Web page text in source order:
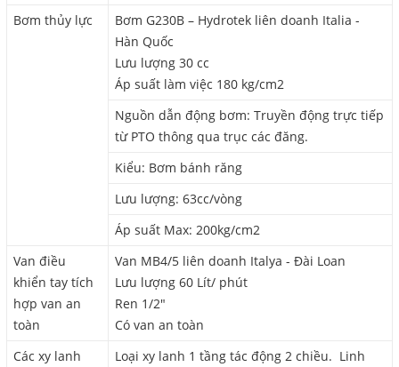
Bơm thủy lực
Bơm G230B – Hydrotek liên doanh Italia -
Hàn Quốc
Lưu lượng 30 cc
Áp suất làm việc 180 kg/cm2
Nguồn dẫn động bơm: Truyền động trực tiếp
từ PTO thông qua trục các đăng.
Kiểu: Bơm bánh răng
Lưu lượng: 63cc/vòng
Áp suất Max: 200kg/cm2
Van điều
khiển tay tích
hợp van an
toàn
Van MB4/5 liên doanh Italya - Đài Loan
Lưu lượng 60 Lít/ phút
Ren 1/2"
Có van an toàn
Các xy lanh
Loại xy lanh 1 tầng tác động 2 chiều. Linh